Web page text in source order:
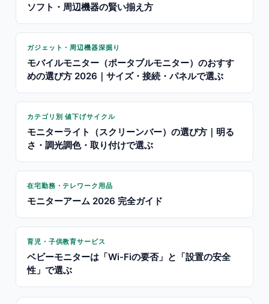
ソフト・周辺機器の賢い揃え方
ガジェット・周辺機器深掘り
モバイルモニター（ポータブルモニター）のおすす
めの選び方 2026｜サイズ・接続・パネルで選ぶ
カテゴリ別 値下げサイクル
モニターライト（スクリーンバー）の選び方｜明る
さ・調光調色・取り付けで選ぶ
在宅勤務・テレワーク用品
モニターアーム 2026 完全ガイド
育児・子供教育サービス
ベビーモニターは「Wi-Fiの要否」と「設置の安全
性」で選ぶ